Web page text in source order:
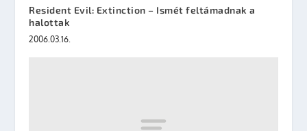
Resident Evil: Extinction – Ismét feltámadnak a
halottak
2006.03.16.